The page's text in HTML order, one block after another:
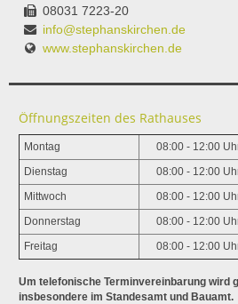
08031 7223-20
info@stephanskirchen.de
www.stephanskirchen.de
Öffnungszeiten des Rathauses
Montag 08:00 - 12:00
Dienstag 08:00 - 12:00
Mittwoch 08:00 - 12:00
Donnerstag 08:00 - 12:00
Freitag 08:00 - 12:00
Um telefonische Terminvereinbarung wird
insbesondere im Standesamt und Bauamt.